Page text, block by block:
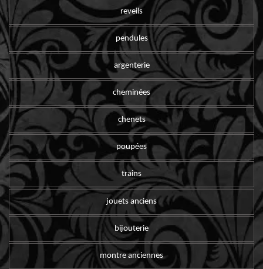
reveils
pendules
argenterie
cheminées
chenets
poupées
trains
jouets anciens
bijouterie
montre anciennes